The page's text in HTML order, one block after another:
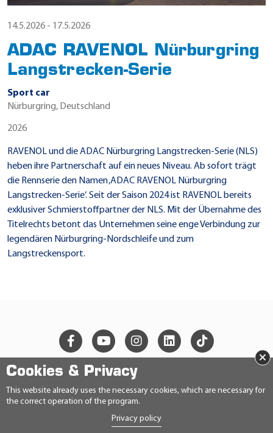
14.5.2026 - 17.5.2026
ADAC RAVENOL Nürburgring
Langstrecken-Serie
Sport car
Nürburgring, Deutschland
2026
RAVENOL und die ADAC Nürburgring Langstrecken-Serie (NLS)
heben ihre Partnerschaft auf ein neues Niveau. Ab sofort trägt
die Rennserie den Namen ‚ADAC RAVENOL Nürburgring
Langstrecken-Serie‘. Seit der Saison 2024 ist RAVENOL bereits
exklusiver Schmierstoffpartner der NLS. Mit der Übernahme des
Titelrechts betont das Unternehmen seine enge Verbindung zur
legendären Nürburgring-Nordschleife und zum
Langstreckensport.
Cookies & Privacy
This website already uses the necessary cookies, which are necessary for
the correct operation of the program.
Privacy policy
×
© 2026 Ravensberger Schmierstoffvertrieb GmbH
CONTACT
PRIVACY STATEMENT